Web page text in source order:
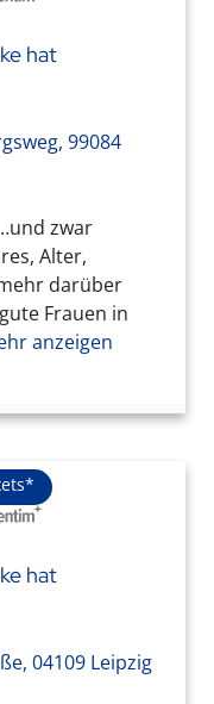
hat
99084
zwar
Alter,
darüber
Frauen in
anzeigen
hat
04109 Leipzig